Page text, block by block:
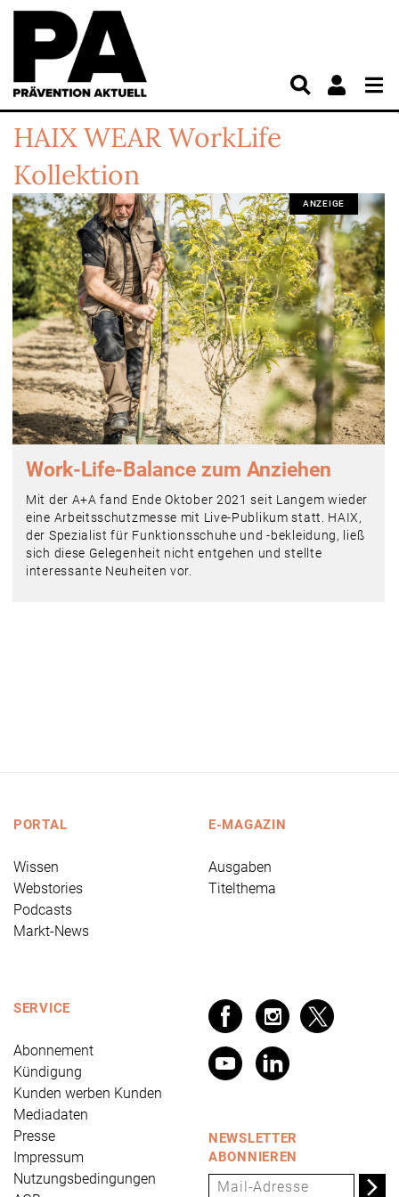
HAIX WEAR WorkLife
Kollektion
ANZEIGE
Work-Life-Balance zum Anziehen
Mit der A+A fand Ende Oktober 2021 seit Langem wieder
eine Arbeitsschutzmesse mit Live-Publikum statt. HAIX,
der Spezialist für Funktionsschuhe und -bekleidung, ließ
sich diese Gelegenheit nicht entgehen und stellte
interessante Neuheiten vor.
PORTAL
Wissen
Webstories
Podcasts
Markt-News
E-MAGAZIN
Ausgaben
Titelthema
SERVICE
Abonnement
Kündigung
Kunden werben Kunden
Mediadaten
Presse
Impressum
Nutzungsbedingungen
NEWSLETTER
ABONNIEREN